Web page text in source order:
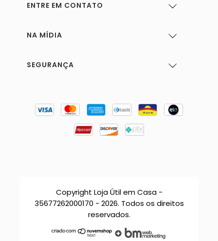
ENTRE EM CONTATO
NA MÍDIA
SEGURANÇA
Copyright Loja Útil em Casa -
35677262000170 - 2026. Todos os direitos
reservados.